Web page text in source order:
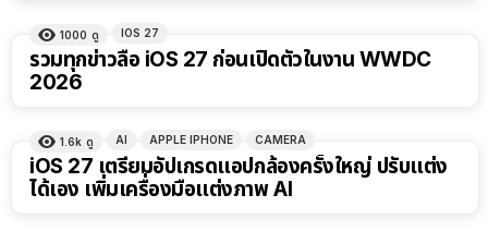
1000 ดู IOS 27
รวมทุกข่าวลือ iOS 27 ก่อนเปิดตัวในงาน WWDC
2026
1.6k ดู AI APPLE IPHONE CAMERA
iOS 27 เตรียมอัปเกรดแอปกล้องครั้งใหญ่ ปรับแต่ง
ได้เอง เพิ่มเครื่องมือแต่งภาพ AI